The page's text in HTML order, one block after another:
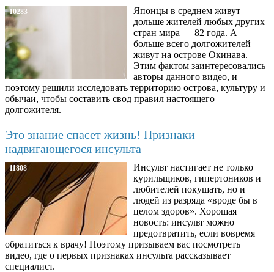
10283
Японцы в среднем живут
дольше жителей любых других
стран мира — 82 года. А
больше всего долгожителей
живут на острове Окинава.
Этим фактом заинтересовались
авторы данного видео, и
поэтому решили исследовать территорию острова, культуру и
обычаи, чтобы составить свод правил настоящего
долгожителя.
Это знание спасет жизнь! Признаки
надвигающегося инсульта
11808
Инсульт настигает не только
курильщиков, гипертоников и
любителей покушать, но и
людей из разряда «вроде бы в
целом здоров». Хорошая
новость: инсульт можно
предотвратить, если вовремя
обратиться к врачу! Поэтому призываем вас посмотреть
видео, где о первых признаках инсульта рассказывает
специалист.